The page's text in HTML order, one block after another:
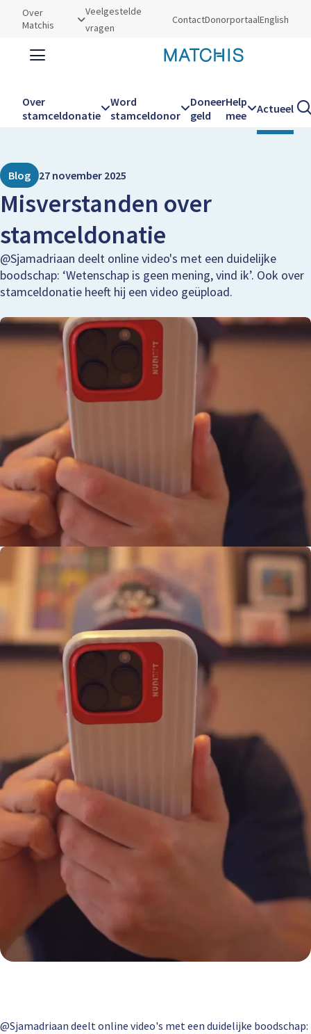
Utilities
Over
Matchis
Veelgestelde
vragen
ContactDonorportaalEnglish
Over
stamceldonatie
Word
stamceldonor
Doneer
geld
Help
mee
Actueel
Kruimelpad
Home Actueel Misverstanden over stamceldonatie
Blog 27 november 2025
Misverstanden over
stamceldonatie
@Sjamadriaan deelt online video's met een duidelijke
boodschap: ‘Wetenschap is geen mening, vind ik’. Ook over
stamceldonatie heeft hij een video geüpload.
@Sjamadriaan deelt online video's met een duidelijke boodschap: